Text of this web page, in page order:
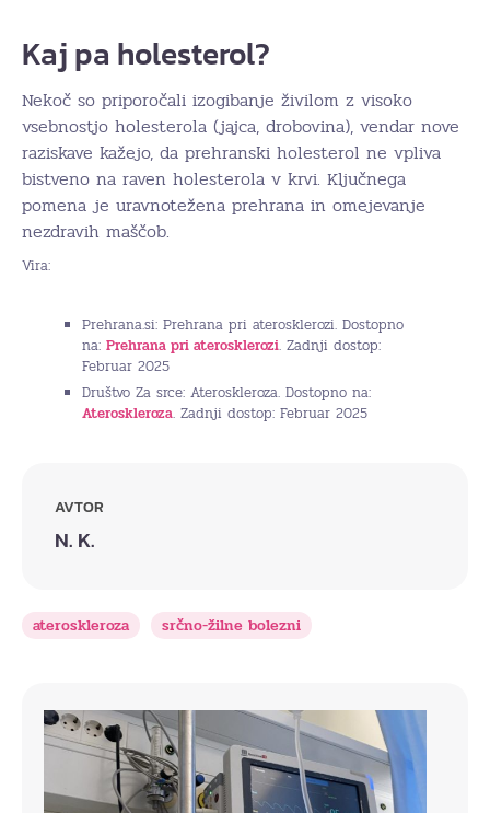
Kaj pa holesterol?
Nekoč so priporočali izogibanje živilom z visoko
vsebnostjo holesterola (jajca, drobovina), vendar nove
raziskave kažejo, da prehranski holesterol ne vpliva
bistveno na raven holesterola v krvi. Ključnega
pomena je uravnotežena prehrana in omejevanje
nezdravih maščob.
Vira:
Prehrana.si: Prehrana pri aterosklerozi. Dostopno
na: Prehrana pri aterosklerozi. Zadnji dostop:
Februar 2025
Društvo Za srce: Ateroskleroza. Dostopno na:
Ateroskleroza. Zadnji dostop: Februar 2025
AVTOR
N. K.
ateroskleroza srčno-žilne bolezni